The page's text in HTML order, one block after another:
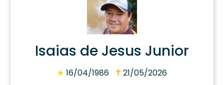
Isaias de Jesus Junior
★ 16/04/1986
21/05/2026